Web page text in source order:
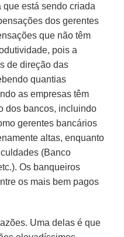
que está sendo criada
dos gerentes
que não têm
pois a
de direção das
quantias
as empresas têm
dos bancos, incluindo
gerentes bancários
altas, enquanto
(Banco
Os banqueiros
os mais bem pagos
Uma delas é que